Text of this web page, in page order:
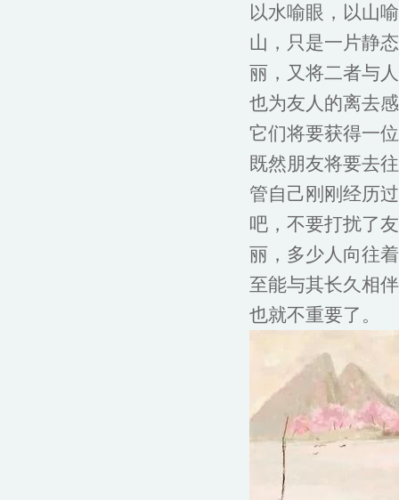
以水喻眼，以山
山，只是一片静
丽，又将二者与
也为友人的离去
它们将要获得一
既然朋友将要去
管自己刚刚经历
吧，不要打扰了
丽，多少人向往
至能与其长久相
也就不重要了。